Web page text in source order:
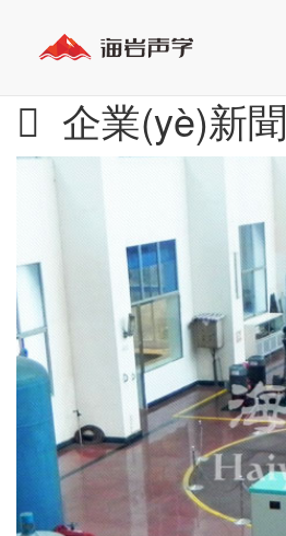
企業(yè)新聞